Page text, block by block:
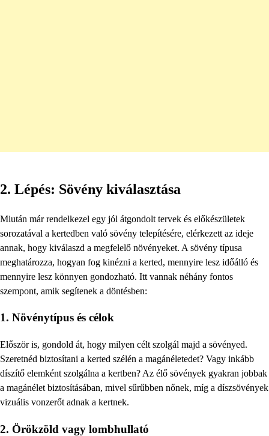
2. Lépés: Sövény kiválasztása
Miután már rendelkezel egy jól átgondolt tervek és előkészületek
sorozatával a kertedben való sövény telepítésére, elérkezett az ideje
annak, hogy kiválaszd a megfelelő növényeket. A sövény típusa
meghatározza, hogyan fog kinézni a kerted, mennyire lesz időálló és
mennyire lesz könnyen gondozható. Itt vannak néhány fontos
szempont, amik segítenek a döntésben:
1. Növénytípus és célok
Először is, gondold át, hogy milyen célt szolgál majd a sövényed.
Szeretnéd biztosítani a kerted szélén a magánéletedet? Vagy inkább
díszítő elemként szolgálna a kertben? Az élő sövények gyakran jobbak
a magánélet biztosításában, mivel sűrűbben nőnek, míg a díszsövények
vizuális vonzerőt adnak a kertnek.
2. Örökzöld vagy lombhullató